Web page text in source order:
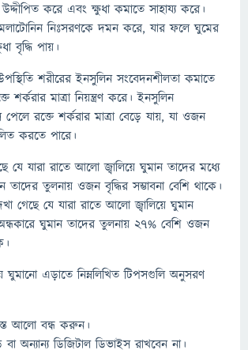
করে এবং ক্ষুধা কমাতে সাহায্য করে।
নিঃসরণকে দমন করে, যার ফলে ঘুমের
বৃদ্ধি পায়।
শরীরের ইনসুলিন সংবেদনশীলতা কমাতে
শর্করার মাত্রা নিয়ন্ত্রণ করে। ইনসুলিন
পেলে রক্তে শর্করার মাত্রা বেড়ে যায়, যা ওজন
করতে পারে।
যে যারা রাতে আলো জ্বালিয়ে ঘুমান তাদের মধ্যে
তাদের তুলনায় ওজন বৃদ্ধির সম্ভাবনা বেশি থাকে।
গেছে যে যারা রাতে আলো জ্বালিয়ে ঘুমান
ঘুমান তাদের তুলনায় ২৭% বেশি ওজন
ঘুমানো এড়াতে নিম্নলিখিত টিপসগুলি অনুসরণ
আলো বন্ধ করুন।
অন্যান্য ডিজিটাল ডিভাইস রাখবেন না।